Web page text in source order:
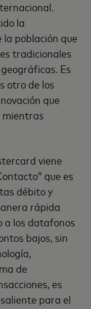
la
población que
tradicionales
Es
otro de los
que
viene
que es
débito y
rápida
a los datafonos
bajos, sin
de
es
para el